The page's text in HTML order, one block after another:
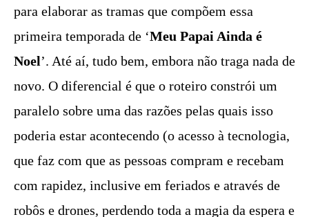
para elaborar as tramas que compõem essa
primeira temporada de ‘Meu Papai Ainda é
Noel’. Até aí, tudo bem, embora não traga nada de
novo. O diferencial é que o roteiro constrói um
paralelo sobre uma das razões pelas quais isso
poderia estar acontecendo (o acesso à tecnologia,
que faz com que as pessoas compram e recebam
com rapidez, inclusive em feriados e através de
robôs e drones, perdendo toda a magia da espera e